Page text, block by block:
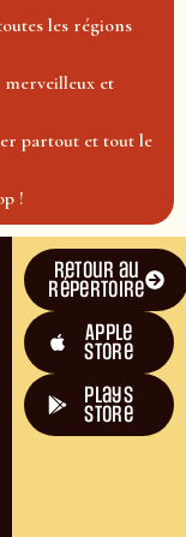
les régions
et
partout et tout le
!
Retour au
répertoire
Apple
Store
plays
store